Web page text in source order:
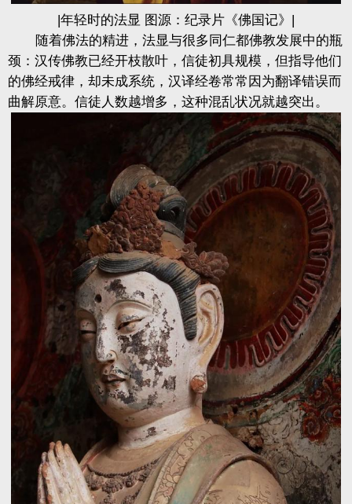
|年轻时的法显 图源：纪录片《佛国记》|
随着佛法的精进，法显与很多同仁都佛教发展中的瓶
颈：汉传佛教已经开枝散叶，信徒初具规模，但指导他们
的佛经戒律，却未成系统，汉译经卷常常因为翻译错误而
曲解原意。信徒人数越增多，这种混乱状况就越突出。